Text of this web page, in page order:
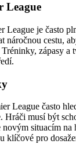
League
League je často
náročnou cestu,
zápasy a
League často
Hráči musí být
novým situacím
klíčové pro